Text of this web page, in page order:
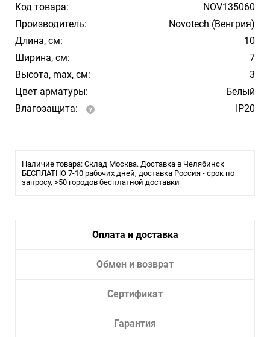
Код товара:
NOV135060
Производитель:
Novotech (Венгрия)
Длина, см:
10
Ширина, см:
7
Высота, max, см:
3
Цвет арматуры:
Белый
Влагозащита:
IP20
Наличие товара: Склад Москва. Доставка в Челябинск
БЕСПЛАТНО 7-10 рабочих дней, доставка Россия - срок по
запросу, >50 городов бесплатной доставки
Оплата и доставка
Обмен и возврат
Сертификат
Гарантия